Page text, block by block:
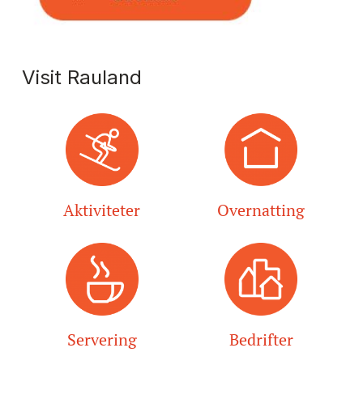
Visit Rauland
Aktiviteter Overnatting
Servering Bedrifter